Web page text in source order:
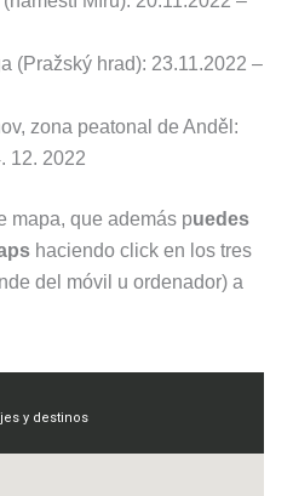
(Pražský hrad): 23.11.2022 –
zona peatonal de Anděl:
12. 2022
mapa, que además puedes
haciendo click en los tres
del móvil u ordenador) a